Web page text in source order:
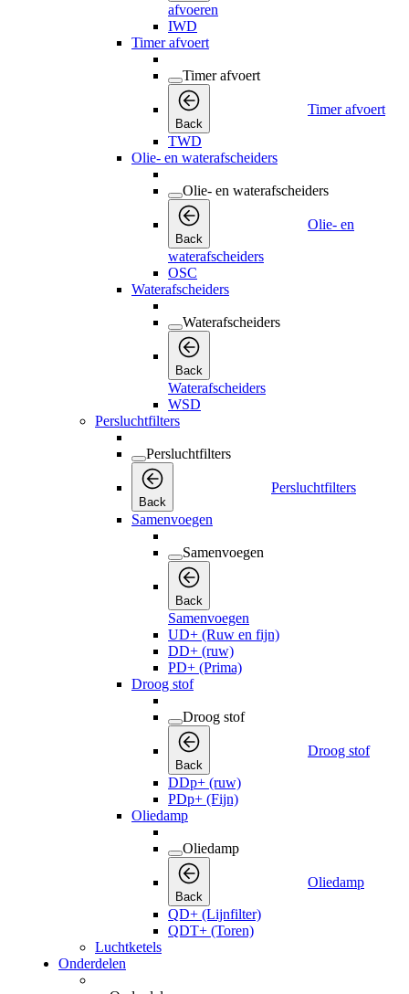
afvoeren
IWD
Timer afvoert
Timer afvoert
Back
Timer afvoert
TWD
Olie- en waterafscheiders
Olie- en waterafscheiders
Back
Olie- en
waterafscheiders
OSC
Waterafscheiders
Waterafscheiders
Back
Waterafscheiders
WSD
Persluchtfilters
Persluchtfilters
Back
Persluchtfilters
Samenvoegen
Samenvoegen
Back
Samenvoegen
UD+ (Ruw en fijn)
DD+ (ruw)
PD+ (Prima)
Droog stof
Droog stof
Back
Droog stof
DDp+ (ruw)
PDp+ (Fijn)
Oliedamp
Oliedamp
Back
Oliedamp
QD+ (Lijnfilter)
QDT+ (Toren)
Luchtketels
Onderdelen